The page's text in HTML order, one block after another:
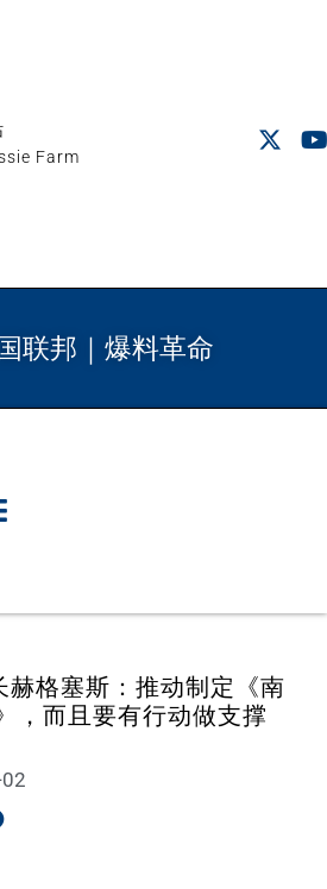
Farm
联邦｜爆料革命
赫格塞斯：推动制定《南
，而且要有行动做支撑